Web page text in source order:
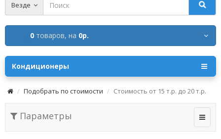
Везде
0 товаров, на 0р.
Кондиционеры
Подобрать по стоимости Стоимость от 15 т.р. до 20 т.р.
Параметры